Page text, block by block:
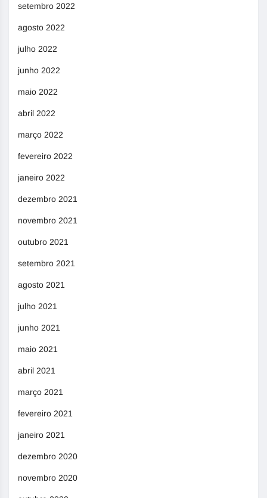
setembro 2022
agosto 2022
julho 2022
junho 2022
maio 2022
abril 2022
março 2022
fevereiro 2022
janeiro 2022
dezembro 2021
novembro 2021
outubro 2021
setembro 2021
agosto 2021
julho 2021
junho 2021
maio 2021
abril 2021
março 2021
fevereiro 2021
janeiro 2021
dezembro 2020
novembro 2020